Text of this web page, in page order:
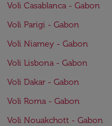
Voli Casablanca - Gabon
Voli Parigi - Gabon
Voli Niamey - Gabon
Voli Lisbona - Gabon
Voli Dakar - Gabon
Voli Roma - Gabon
Voli Nouakchott - Gabon